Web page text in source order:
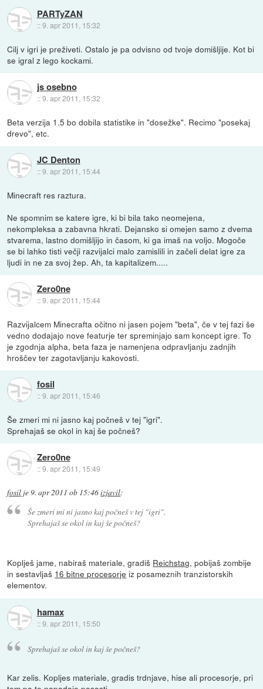
PARTyZAN
::9. apr 2011, 15:32
Cilj v igri je preživeti. Ostalo je pa odvisno od tvoje domišljije. Kot bi
se igral z lego kockami.
js osebno
::9. apr 2011, 15:32
Beta verzija 1.5 bo dobila statistike in "dosežke". Recimo "posekaj
drevo", etc.
JC Denton
::9. apr 2011, 15:44
Minecraft res raztura.
Ne spomnim se katere igre, ki bi bila tako neomejena,
nekompleksa a zabavna hkrati. Dejansko si omejen samo z dvema
stvarema, lastno domišljijo in časom, ki ga imaš na voljo. Mogoče
se bi lahko tisti večji razvijalci malo zamislili in začeli delat igre za
ljudi in ne za svoj žep. Ah, ta kapitalizem.....
Zero0ne
::9. apr 2011, 15:44
Razvijalcem Minecrafta očitno ni jasen pojem "beta", če v tej fazi še
vedno dodajajo nove featurje ter spreminjajo sam koncept igre. To
je zgodnja alpha, beta faza je namenjena odpravljanju zadnjih
hroščev ter zagotavljanju kakovosti.
fosil
::9. apr 2011, 15:46
Še zmeri mi ni jasno kaj počneš v tej "igri".
Sprehajaš se okol in kaj še počneš?
Zero0ne
::9. apr 2011, 15:49
fosil je9. apr 2011 ob 15:46izjavil:
Še zmeri mi ni jasno kaj počneš v tej "igri".
Sprehajaš se okol in kaj še počneš?
Koplješ jame, nabiraš materiale, gradiš Reichstag, pobijaš zombije
in sestavljaš 16 bitne procesorje iz posameznih tranzistorskih
elementov.
hamax
::9. apr 2011, 15:50
Sprehajaš se okol in kaj še počneš?
Kar zelis. Kopljes materiale, gradis trdnjave, hise ali procesorje, pri